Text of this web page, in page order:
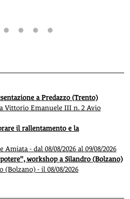
a Predazzo (Trento)
Vittorio Emanuele III n. 2 Avio
il rallentamento e la
- dal 08/08/2026 al 09/08/2026
workshop a Silandro (Bolzano)
(Bolzano) - il 08/08/2026